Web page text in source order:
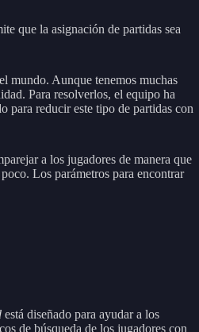
que la asignación de partidas sea
mundo. Aunque tenemos muchas
Para resolverlos, el equipo ha
para reducir este tipo de partidas con
a los jugadores de manera que
Los parámetros para encontrar
está diseñado para ayudar a los
de búsqueda de los jugadores con